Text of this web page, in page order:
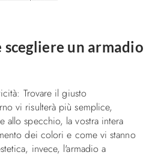
scegliere un armadio
Trovare il giusto
vi risulterà più semplice,
allo specchio, la vostra intera
dei colori e come vi stanno
invece, l'armadio a